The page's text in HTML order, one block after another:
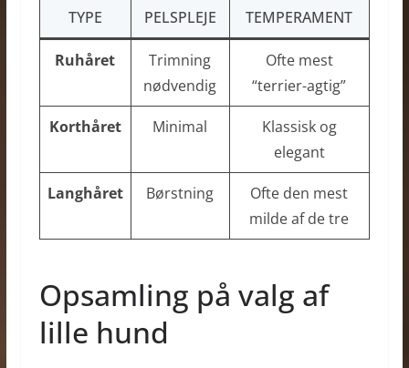
TYPE PELSPLEJE TEMPERAMENT
Ruhåret
Trimning
nødvendig
Ofte mest
“terrier-agtig”
Korthåret Minimal
Klassisk og
elegant
Langhåret Børstning
Ofte den mest
milde af de tre
Opsamling på valg af
lille hund